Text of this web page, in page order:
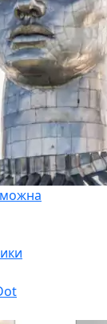
можна